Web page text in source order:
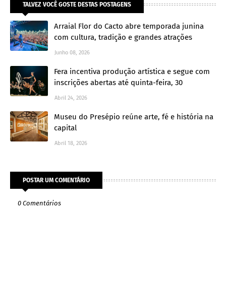
TALVEZ VOCÊ GOSTE DESTAS POSTAGENS
Arraial Flor do Cacto abre temporada junina
com cultura, tradição e grandes atrações
Junho 08, 2026
Fera incentiva produção artística e segue com
inscrições abertas até quinta-feira, 30
Abril 24, 2026
Museu do Presépio reúne arte, fé e história na
capital
Abril 18, 2026
POSTAR UM COMENTÁRIO
0 Comentários